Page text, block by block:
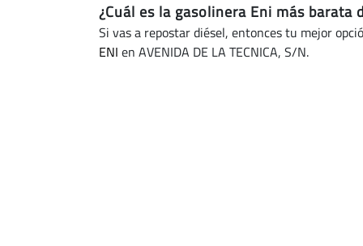
¿Cuál es la gasolinera Eni más barata
Si vas a repostar diésel, entonces tu mejor
ENI en AVENIDA DE LA TECNICA, S/N.